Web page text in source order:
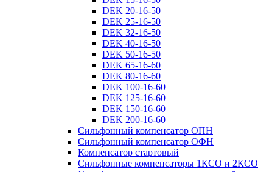
DEK 20-16-50
DEK 25-16-50
DEK 32-16-50
DEK 40-16-50
DEK 50-16-50
DEK 65-16-60
DEK 80-16-60
DEK 100-16-60
DEK 125-16-60
DEK 150-16-60
DEK 200-16-60
Сильфонный компенсатор ОПН
Сильфонный компенсатор ОФН
Компенсатор стартовый
Сильфонные компенсаторы 1КСО и 2КСО